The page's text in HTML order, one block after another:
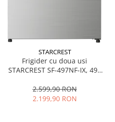
STARCREST
Frigider cu doua usi
STARCREST SF-497NF-IX, 497
Inverter, Clasa E, Display,
Functie super racire, Blocare
2.599,90 RON
2.199,90 RON